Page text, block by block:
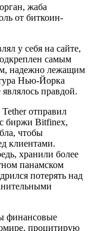
жаба
от биткоин-
у себя на сайте,
самым
надежно лежащим
Нью-Йорка
правдой.
отправил
биржи Bitfinex,
чтобы
клиентами.
хранили более
панамском
потерять над
финансовые
процитирую